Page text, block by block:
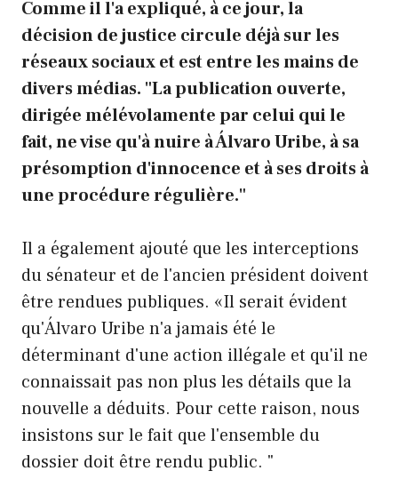
Comme il l'a expliqué, à ce jour, la
décision de justice circule déjà sur les
réseaux sociaux et est entre les mains de
divers médias. "La publication ouverte,
dirigée mélévolamente par celui qui le
fait, ne vise qu'à nuire à Álvaro Uribe, à sa
présomption d'innocence et à ses droits à
une procédure régulière."
Il a également ajouté que les interceptions
du sénateur et de l'ancien président doivent
être rendues publiques. «Il serait évident
qu'Álvaro Uribe n'a jamais été le
déterminant d'une action illégale et qu'il ne
connaissait pas non plus les détails que la
nouvelle a déduits. Pour cette raison, nous
insistons sur le fait que l'ensemble du
dossier doit être rendu public. "